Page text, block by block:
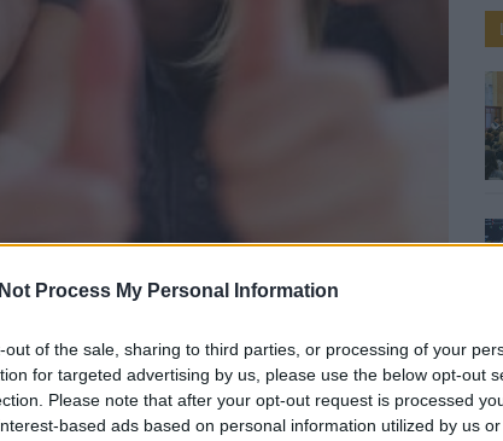
Process My Personal Information
out of the sale, sharing to third parties, or processing of your
for targeted advertising by us, please use the below opt-out
Please note that after your opt-out request is processed
based ads based on personal information utilized by us
sportoló-